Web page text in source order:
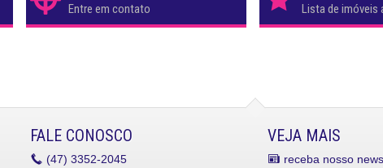
Entre em contato
Lista de imóveis
FALE CONOSCO
(47) 3352-2045
VEJA MAIS
receba nosso